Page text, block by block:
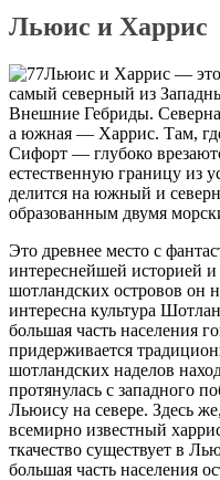
Льюис и Харрис
Льюис и Харрис —
самый северный из
Внешние Гебриды.
а южная — Харрис. Там,
Сифорт — глубоко
естественную границу из
делится на южный и
образованным двумя
Это древнее место с
интереснейшей историей
шотландских островов он
интересна культура
большая часть населения
придерживается
шотландских наделов
протянулась с западного
Льюису на севере. Здесь
всемирно известный
ткачество существует в
большая часть населения